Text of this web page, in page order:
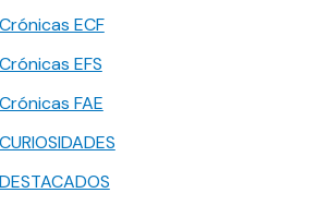
Crónicas ECF
Crónicas EFS
Crónicas FAE
CURIOSIDADES
DESTACADOS